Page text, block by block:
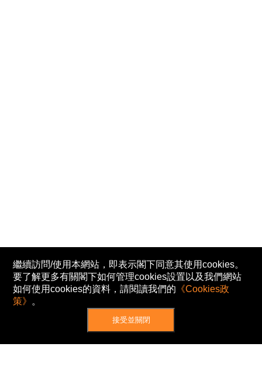
繼續訪問/使用本網站，即表示閣下同意其使用cookies。
要了解更多有關閣下如何管理cookies設置以及我們網站
如何使用cookies的資料，請閱讀我們的 《Cookies政
策》 。
接受並關閉